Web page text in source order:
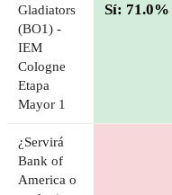
Gladiators
(BO1) -
IEM
Cologne
Etapa
Mayor 1
Sí: 71.0%
¿Servirá
Bank of
America o